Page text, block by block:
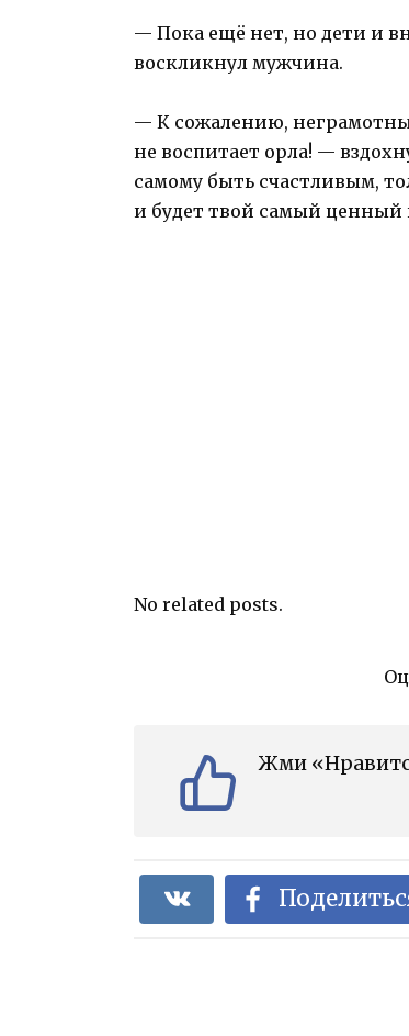
— Пока ещё нет, но дети и
воскликнул мужчина.
— К сожалению,
не воспитает орла! —
самому быть счастливым,
и будет твой самый ценный
No related posts.
Жми